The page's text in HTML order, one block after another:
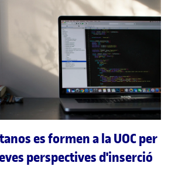
es formen a la UOC per
perspectives d'inserció